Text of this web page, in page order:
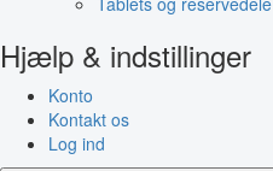
Hjælp & indstillinger
Konto
Kontakt os
Log ind